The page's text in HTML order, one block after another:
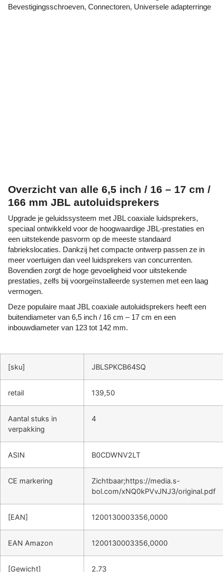
Bevestigingsschroeven, Connectoren, Universele adapterringe
Overzicht van alle 6,5 inch / 16 – 17 cm /
166 mm JBL autoluidsprekers
Upgrade je geluidssysteem met JBL coaxiale luidsprekers,
speciaal ontwikkeld voor de hoogwaardige JBL-prestaties en
een uitstekende pasvorm op de meeste standaard
fabriekslocaties. Dankzij het compacte ontwerp passen ze in
meer voertuigen dan veel luidsprekers van concurrenten.
Bovendien zorgt de hoge gevoeligheid voor uitstekende
prestaties, zelfs bij voorgeïnstalleerde systemen met een laag
vermogen.
Deze populaire maat JBL coaxiale autoluidsprekers heeft een
buitendiameter van 6,5 inch / 16 cm – 17 cm en een
inbouwdiameter van 123 tot 142 mm.
[sku] JBLSPKCB64SQ
retail 139,50
Aantal stuks in
verpakking
4
ASIN B0CDWNV2LT
CE markering
Zichtbaar;https://media.s-
bol.com/xNQ0kPVvJNJ3/original.pdf
[EAN] 1200130003356,0000
EAN Amazon 1200130003356,0000
[Gewicht] 2.73